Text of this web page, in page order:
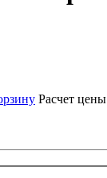
Расчет цены